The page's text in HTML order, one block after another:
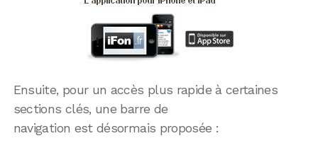
Ensuite, pour un accès plus rapide à certaines
sections clés, une barre de
navigation est désormais proposée :